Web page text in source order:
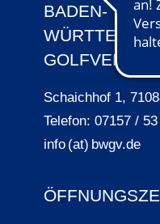
BADEN-
Schaichhof 1,
Telefon: 07157 /
info (at) bwgv.de